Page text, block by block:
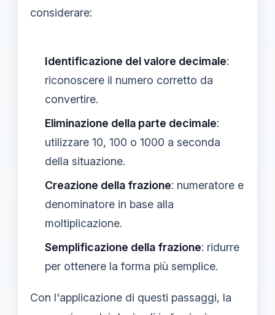
considerare:
Identificazione del valore decimale:
riconoscere il numero corretto da
convertire.
Eliminazione della parte decimale:
utilizzare 10, 100 o 1000 a seconda
della situazione.
Creazione della frazione: numeratore e
denominatore in base alla
moltiplicazione.
Semplificazione della frazione: ridurre
per ottenere la forma più semplice.
Con l'applicazione di questi passaggi, la